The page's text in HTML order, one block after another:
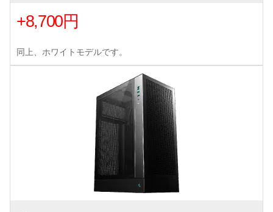
+8,700円
同上、ホワイトモデルです。